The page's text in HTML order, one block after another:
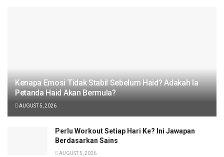
Kenapa Emosi Tidak Stabil Sebelum Haid? Adakah Ia
Petanda Haid Akan Bermula?
AUGUST 5, 2026
Perlu Workout Setiap Hari Ke? Ini Jawapan
Berdasarkan Sains
AUGUST 5, 2026